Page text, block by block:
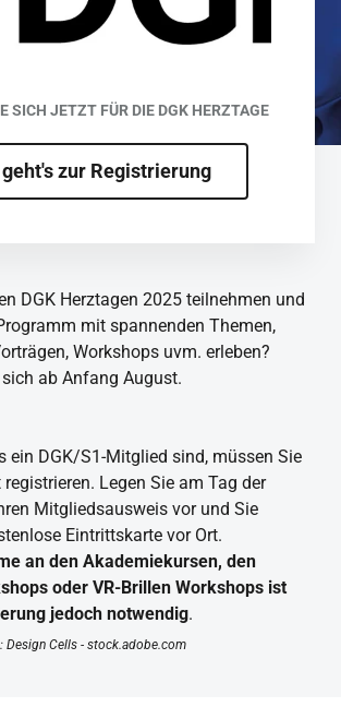
SICH JETZT FÜR DIE DGK HERZTAGE
zur Registrierung
DGK Herztagen 2025 teilnehmen und
mit spannenden Themen,
Workshops uvm. erleben?
ab Anfang August.
ein DGK/S1-Mitglied sind, müssen Sie
Legen Sie am Tag der
Mitgliedsausweis vor und Sie
Eintrittskarte vor Ort.
an den Akademiekursen, den
oder VR-Brillen Workshops ist
jedoch notwendig.
Design Cells - stock.adobe.com